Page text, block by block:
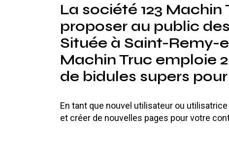
La société 123 Machin
proposer au public
Située à Saint-Remy-
Machin Truc emploie
de bidules supers
En tant que nouvel utilisateur ou
et créer de nouvelles pages pour votre